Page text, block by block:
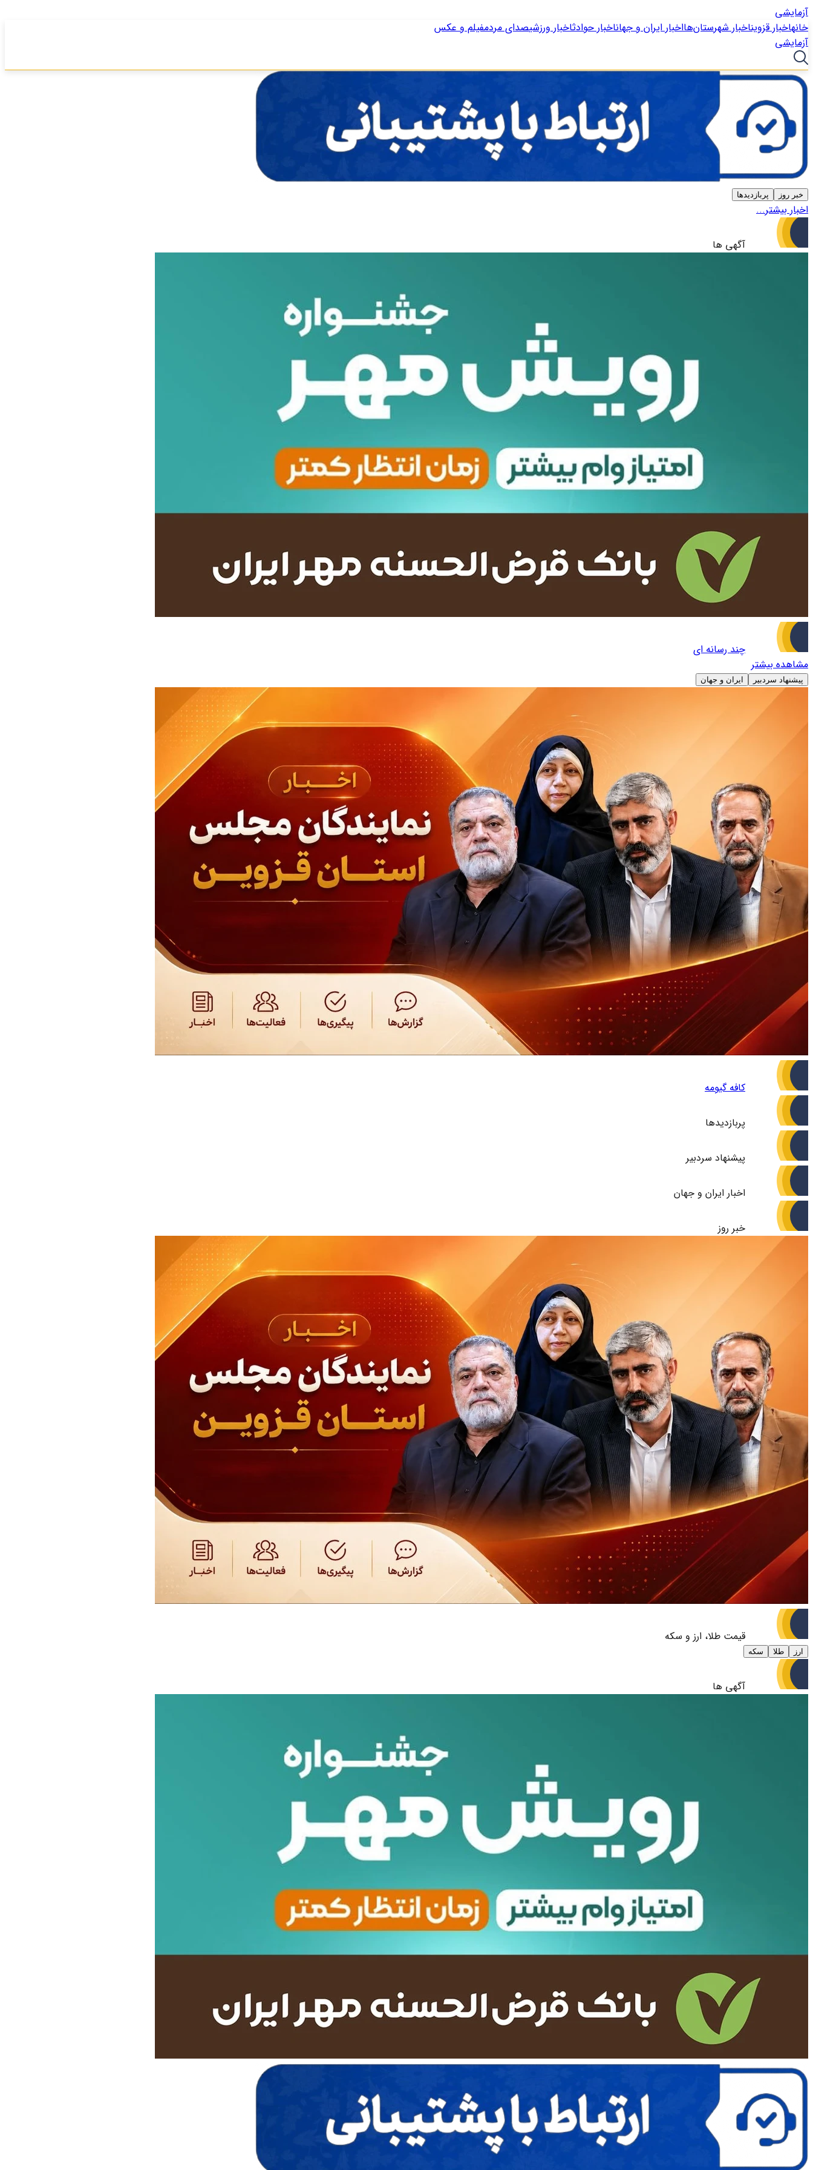
آزمایشی
خانهاخبار قزویناخبار شهرستان‌هااخبار ایران و جهاناخبار حوادثاخبار ورزشیصدای مردمفیلم و عکس
آزمایشی
خبر روز پربازدیدها
اخبار بیشتر...
آگهی ها
چند رسانه ای
مشاهده بیشتر
پیشنهاد سردبیر ایران و جهان
کافه گیومه
پربازدیدها
پیشنهاد سردبیر
اخبار ایران و جهان
خبر روز
قیمت طلا، ارز و سکه
ارز طلا سکه
آگهی ها